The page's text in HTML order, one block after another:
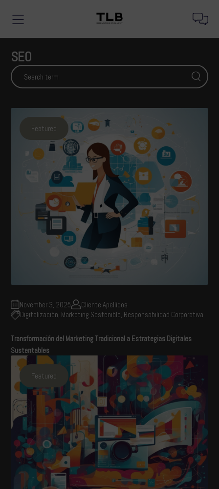
SEO
Featured
November 3, 2025
Cliente Apellidos
Digitalización, Marketing Sostenible, Responsabilidad Corporativa
Transformación del Marketing Tradicional a Estrategias Digitales
Sustentables
Featured